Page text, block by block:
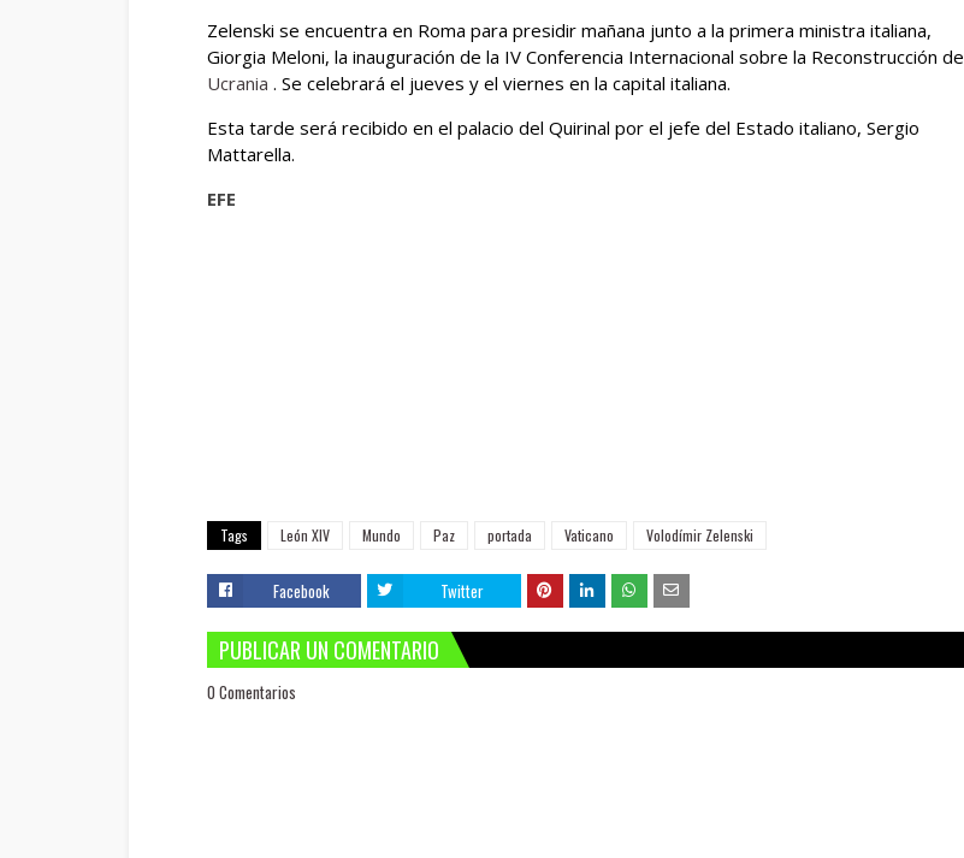
Zelenski se encuentra en Roma para presidir mañana junto a la primera ministra italiana,
Giorgia Meloni, la inauguración de la IV Conferencia Internacional sobre la Reconstrucción de
Ucrania . Se celebrará el jueves y el viernes en la capital italiana.
Esta tarde será recibido en el palacio del Quirinal por el jefe del Estado italiano, Sergio
Mattarella.
EFE
Tags León XIV Mundo Paz portada Vaticano Volodímir Zelenski
Facebook Twitter
PUBLICAR UN COMENTARIO
0 Comentarios